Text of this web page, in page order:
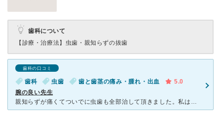
歯科について
【診療・治療法】 虫歯・親知らずの抜歯
歯科の口コミ
歯科 虫歯 歯と歯茎の痛み・腫れ・出血
5.0
腕の良い先生
親知らずが痛くてついでに虫歯も全部治して頂きました。私は他に貧血など病気を持っていたため違う病院に断られたのですがここの先生は嫌な顔ひとつせず親切な対応で治療も痛くなく安心してまかせられます。必ず初め